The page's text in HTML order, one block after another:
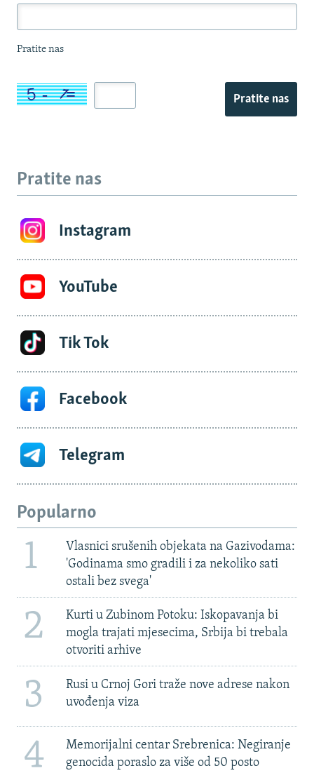
Pratite nas
Pratite nas
Pratite nas
Instagram
YouTube
Tik Tok
Facebook
Telegram
Popularno
1
Vlasnici srušenih objekata na Gazivodama:
'Godinama smo gradili i za nekoliko sati
ostali bez svega'
2
Kurti u Zubinom Potoku: Iskopavanja bi
mogla trajati mjesecima, Srbija bi trebala
otvoriti arhive
3
Rusi u Crnoj Gori traže nove adrese nakon
uvođenja viza
4
Memorijalni centar Srebrenica: Negiranje
genocida poraslo za više od 50 posto